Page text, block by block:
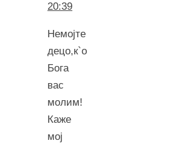
20:39
Немојте
децо,к`о
Бога
вас
молим!
Каже
мој